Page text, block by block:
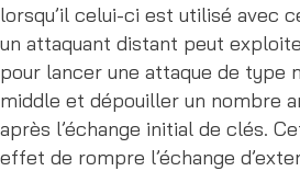
lorsqu’il celui-ci est utilisé avec
un attaquant distant peut
pour lancer une attaque de type
middle et dépouiller un nombre
après l’échange initial de clés.
effet de rompre l’échange